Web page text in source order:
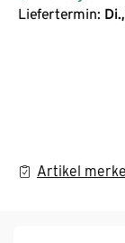
Liefertermin:
Artikel